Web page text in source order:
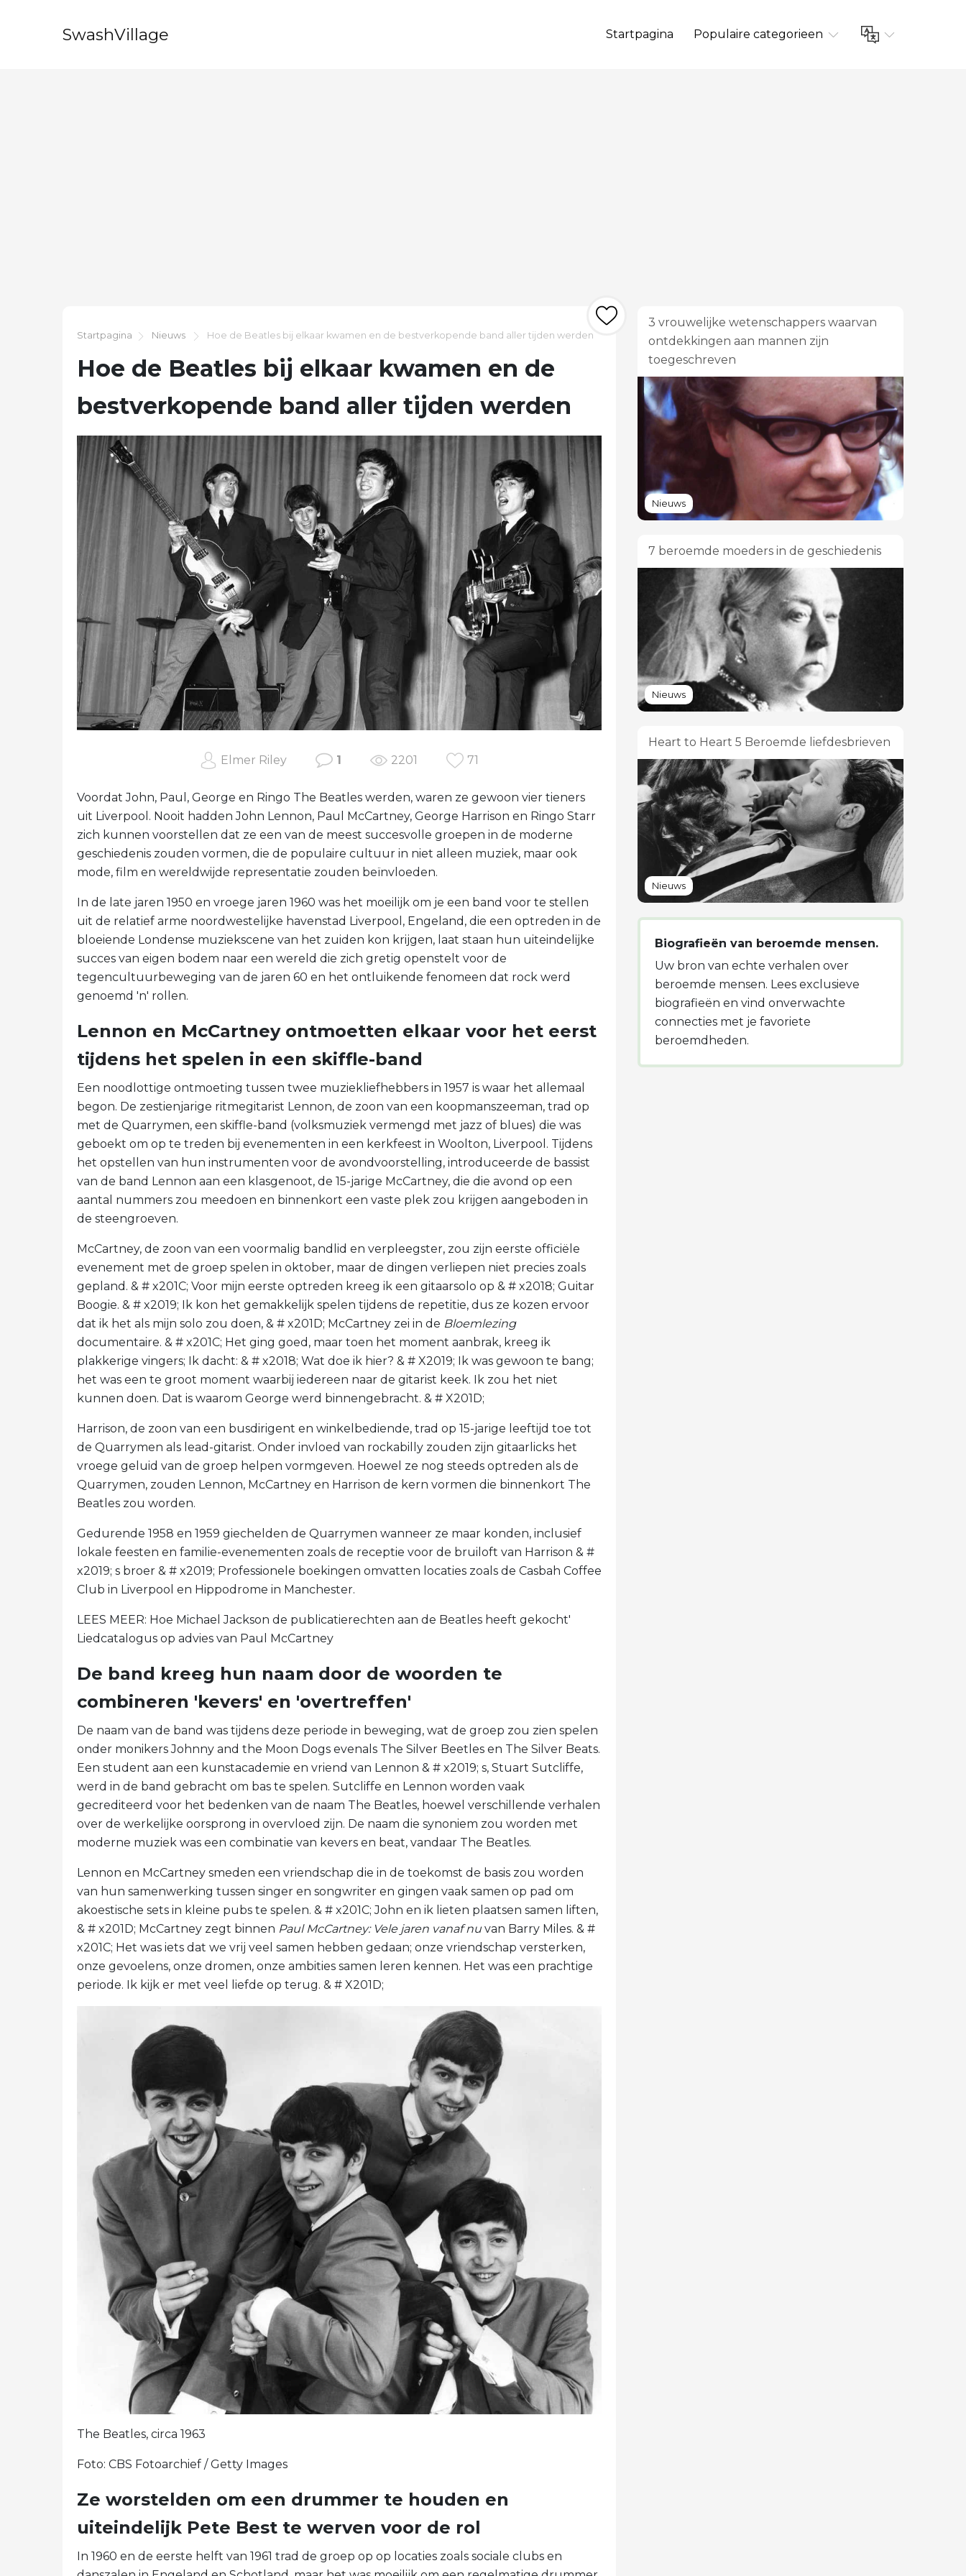
SwashVillage Startpagina Populaire categorieen
Startpagina Nieuws Hoe de Beatles bij elkaar kwamen en de bestverkopende band aller tijden werden
Hoe de Beatles bij elkaar kwamen en de
bestverkopende band aller tijden werden
Elmer Riley 1 2201 71
Voordat John, Paul, George en Ringo The Beatles werden, waren ze gewoon vier tieners
uit Liverpool. Nooit hadden John Lennon, Paul McCartney, George Harrison en Ringo Starr
zich kunnen voorstellen dat ze een van de meest succesvolle groepen in de moderne
geschiedenis zouden vormen, die de populaire cultuur in niet alleen muziek, maar ook
mode, film en wereldwijde representatie zouden beïnvloeden.
In de late jaren 1950 en vroege jaren 1960 was het moeilijk om je een band voor te stellen
uit de relatief arme noordwestelijke havenstad Liverpool, Engeland, die een optreden in de
bloeiende Londense muziekscene van het zuiden kon krijgen, laat staan ​​hun uiteindelijke
succes van eigen bodem naar een wereld die zich gretig openstelt voor de
tegencultuurbeweging van de jaren 60 en het ontluikende fenomeen dat rock werd
genoemd 'n' rollen.
Lennon en McCartney ontmoetten elkaar voor het eerst
tijdens het spelen in een skiffle-band
Een noodlottige ontmoeting tussen twee muziekliefhebbers in 1957 is waar het allemaal
begon. De zestienjarige ritmegitarist Lennon, de zoon van een koopmanszeeman, trad op
met de Quarrymen, een skiffle-band (volksmuziek vermengd met jazz of blues) die was
geboekt om op te treden bij evenementen in een kerkfeest in Woolton, Liverpool. Tijdens
het opstellen van hun instrumenten voor de avondvoorstelling, introduceerde de bassist
van de band Lennon aan een klasgenoot, de 15-jarige McCartney, die die avond op een
aantal nummers zou meedoen en binnenkort een vaste plek zou krijgen aangeboden in
de steengroeven.
McCartney, de zoon van een voormalig bandlid en verpleegster, zou zijn eerste officiële
evenement met de groep spelen in oktober, maar de dingen verliepen niet precies zoals
gepland. & # x201C; Voor mijn eerste optreden kreeg ik een gitaarsolo op & # x2018; Guitar
Boogie. & # x2019; Ik kon het gemakkelijk spelen tijdens de repetitie, dus ze kozen ervoor
dat ik het als mijn solo zou doen, & # x201D; McCartney zei in de Bloemlezing
documentaire. & # x201C; Het ging goed, maar toen het moment aanbrak, kreeg ik
plakkerige vingers; Ik dacht: & # x2018; Wat doe ik hier? & # X2019; Ik was gewoon te bang;
het was een te groot moment waarbij iedereen naar de gitarist keek. Ik zou het niet
kunnen doen. Dat is waarom George werd binnengebracht. & # X201D;
Harrison, de zoon van een busdirigent en winkelbediende, trad op 15-jarige leeftijd toe tot
de Quarrymen als lead-gitarist. Onder invloed van rockabilly zouden zijn gitaarlicks het
vroege geluid van de groep helpen vormgeven. Hoewel ze nog steeds optreden als de
Quarrymen, zouden Lennon, McCartney en Harrison de kern vormen die binnenkort The
Beatles zou worden.
Gedurende 1958 en 1959 giechelden de Quarrymen wanneer ze maar konden, inclusief
lokale feesten en familie-evenementen zoals de receptie voor de bruiloft van Harrison & #
x2019; s broer & # x2019; Professionele boekingen omvatten locaties zoals de Casbah Coffee
Club in Liverpool en Hippodrome in Manchester.
LEES MEER: Hoe Michael Jackson de publicatierechten aan de Beatles heeft gekocht'
Liedcatalogus op advies van Paul McCartney
De band kreeg hun naam door de woorden te
combineren 'kevers' en 'overtreffen'
De naam van de band was tijdens deze periode in beweging, wat de groep zou zien spelen
onder monikers Johnny and the Moon Dogs evenals The Silver Beetles en The Silver Beats.
Een student aan een kunstacademie en vriend van Lennon & # x2019; s, Stuart Sutcliffe,
werd in de band gebracht om bas te spelen. Sutcliffe en Lennon worden vaak
gecrediteerd voor het bedenken van de naam The Beatles, hoewel verschillende verhalen
over de werkelijke oorsprong in overvloed zijn. De naam die synoniem zou worden met
moderne muziek was een combinatie van kevers en beat, vandaar The Beatles.
Lennon en McCartney smeden een vriendschap die in de toekomst de basis zou worden
van hun samenwerking tussen singer en songwriter en gingen vaak samen op pad om
akoestische sets in kleine pubs te spelen. & # x201C; John en ik lieten plaatsen samen liften,
& # x201D; McCartney zegt binnen Paul McCartney: Vele jaren vanaf nu van Barry Miles. & #
x201C; Het was iets dat we vrij veel samen hebben gedaan; onze vriendschap versterken,
onze gevoelens, onze dromen, onze ambities samen leren kennen. Het was een prachtige
periode. Ik kijk er met veel liefde op terug. & # X201D;
The Beatles, circa 1963
Foto: CBS Fotoarchief / Getty Images
Ze worstelden om een ​​drummer te houden en
uiteindelijk Pete Best te werven voor de rol
In 1960 en de eerste helft van 1961 trad de groep op op locaties zoals sociale clubs en
3 vrouwelijke wetenschappers waarvan
ontdekkingen aan mannen zijn
toegeschreven
Nieuws
7 beroemde moeders in de geschiedenis
Nieuws
Heart to Heart 5 Beroemde liefdesbrieven
Nieuws
Biografieën van beroemde mensen.
Uw bron van echte verhalen over
beroemde mensen. Lees exclusieve
biografieën en vind onverwachte
connecties met je favoriete
beroemdheden.